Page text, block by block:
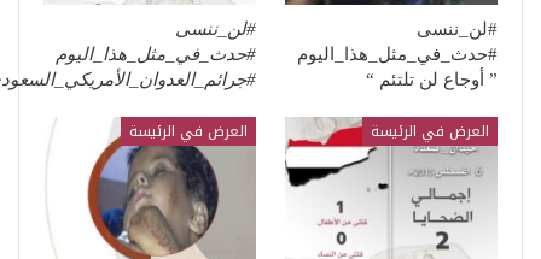
#لن_ننسى
#حدث_في_مثل_هذا_اليوم
” أوجاع لن تلتئم “
#لن_ننسى
#حدث_في_مثل_هذا_اليوم
العرض في الرئيسة العرض في الرئيسة